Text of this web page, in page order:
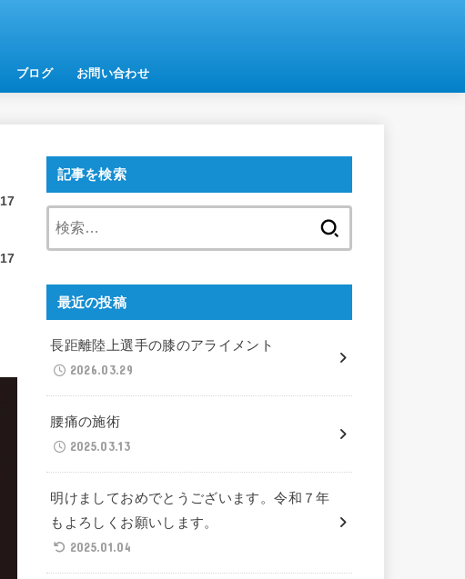
ブログ お問い合わせ
17
17
記事を検索
最近の投稿
長距離陸上選手の膝のアライメント
2026.03.29
腰痛の施術
2025.03.13
明けましておめでとうございます。令和７年
もよろしくお願いします。
2025.01.04